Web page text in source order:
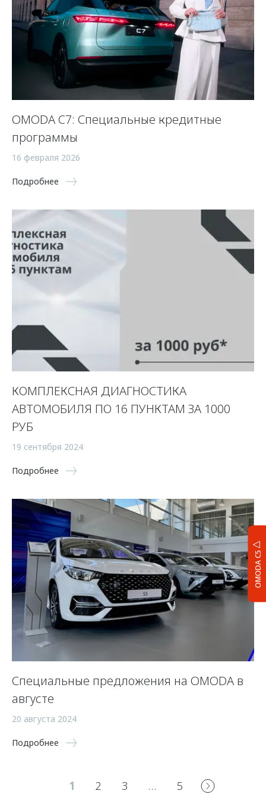
OMODA C5
OMODA C7: Специальные кредитные
программы
16 февраля 2026
Подробнее
КОМПЛЕКСНАЯ ДИАГНОСТИКА
АВТОМОБИЛЯ ПО 16 ПУНКТАМ ЗА 1000
РУБ
19 сентября 2024
Подробнее
Специальные предложения на OMODA в
августе
20 августа 2024
Подробнее
1 2 3 … 5